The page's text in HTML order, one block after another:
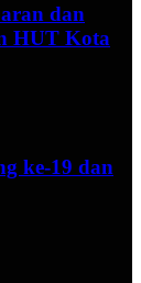
dan
HUT Kota
ke-19 dan